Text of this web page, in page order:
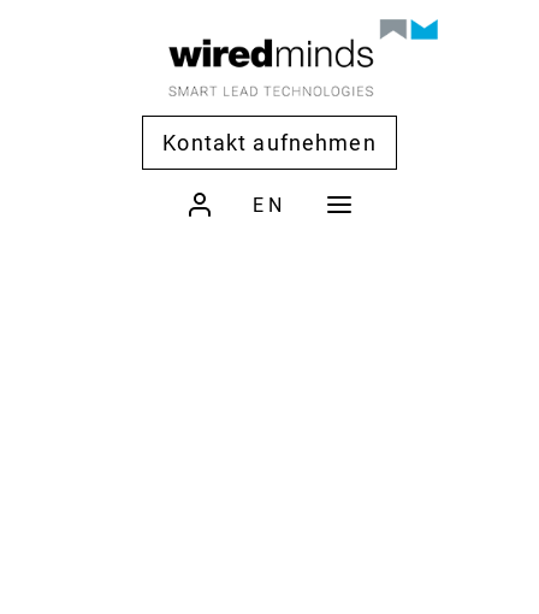
Kontakt aufnehmen
EN